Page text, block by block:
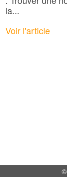
la...
Voir l'article